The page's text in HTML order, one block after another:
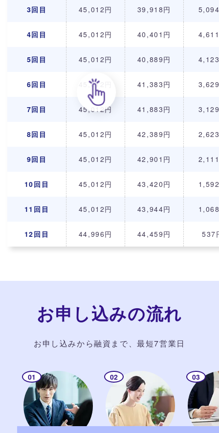
3回目 45,012円 39,918円
4回目 45,012円 40,401円
5回目 45,012円 40,889円
6回目 45,012円 41,383円
7回目 45,012円 41,883円
8回目 45,012円 42,389円
9回目 45,012円 42,901円
10回目 45,012円 43,420円
11回目 45,012円 43,944円
12回目 44,996円 44,459円 537
お申し込みの流れ
お申し込みから融資まで、最短7営業日